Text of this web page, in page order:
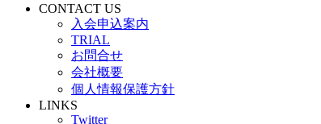
CONTACT US
入会申込案内
TRIAL
お問合せ
会社概要
個人情報保護方針
LINKS
Twitter